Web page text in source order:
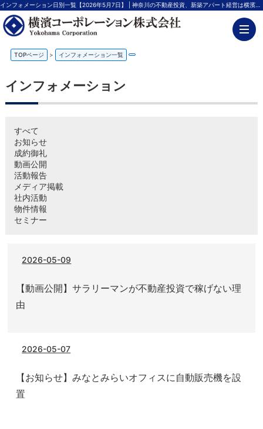
インフォメーション日別一覧【2026年5月7日】 | 神奈川の不動産投資、新築アパート経営は横濱コーポレーション
TOPページ > インフォメーション一覧
インフォメーション
すべて
お知らせ
成約御礼
動画公開
活動報告
メディア掲載
社内活動
物件情報
セミナー
2026-05-09
【動画公開】サラリーマンが不動産投資で稼げない理
由
2026-05-07
【お知らせ】みなとみらいオフィスに自動販売機を設
置